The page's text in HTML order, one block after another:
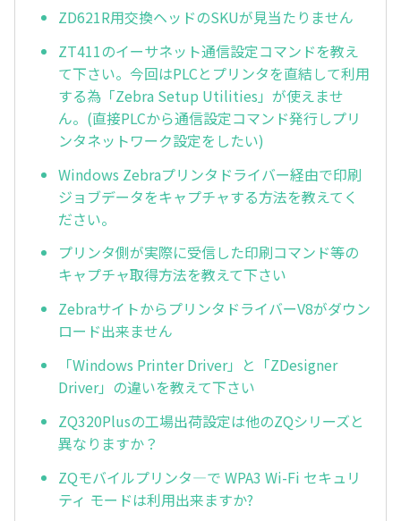
ZD621R用交換ヘッドのSKUが見当たりません
ZT411のイーサネット通信設定コマンドを教え
て下さい。今回はPLCとプリンタを直結して利用
する為「Zebra Setup Utilities」が使えませ
ん。(直接PLCから通信設定コマンド発行しプリ
ンタネットワーク設定をしたい)
Windows Zebraプリンタドライバー経由で印刷
ジョブデータをキャプチャする方法を教えてく
ださい。
プリンタ側が実際に受信した印刷コマンド等の
キャプチャ取得方法を教えて下さい
ZebraサイトからプリンタドライバーV8がダウン
ロード出来ません
「Windows Printer Driver」と「ZDesigner
Driver」の違いを教えて下さい
ZQ320Plusの工場出荷設定は他のZQシリーズと
異なりますか？
ZQモバイルプリンタ―で WPA3 Wi-Fi セキュリ
ティ モードは利用出来ますか?